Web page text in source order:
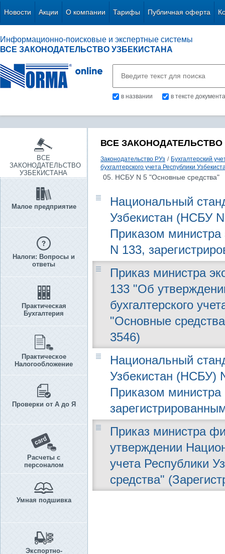
Новости Акции О компании Тарифы Публичная оферта
Информационно-поисковые и экспертные системы
ВСЕ ЗАКОНОДАТЕЛЬСТВО УЗБЕКИСТАНА
в названии в тексте документа
ВСЕ
ЗАКОНОДАТЕЛЬСТВО
УЗБЕКИСТАНА
Малое предприятие
Налоги: Вопросы и
ответы
Практическая
Бухгалтерия
Практическое
Налогообложение
Проверки от А до Я
Расчеты с
персоналом
Умная подшивка
Экспортно-
ВСЕ ЗАКОНОДАТЕЛЬСТВО
Законодательство РУз / Бухгалтерский
бухгалтерского учета Республики
05. НСБУ N 5 "Основные средства"
Национальный
Узбекистан (НСБУ
Приказом министра
N 133,
Приказ министра
133 "Об
бухгалтерского
"Основные
3546)
Национальный
Узбекистан (НСБУ)
Приказом министра
Приказ министра
утверждении
учета Республики
средства"